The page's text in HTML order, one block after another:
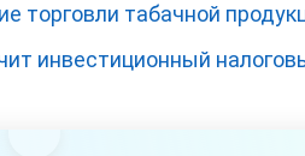
торговли табачной
инвестиционный